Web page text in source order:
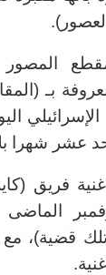
بـ
الإسرائيلي
عشر شهرا
فريق
الماضى
قضية)،